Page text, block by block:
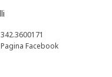
342.3600171
Pagina Facebook